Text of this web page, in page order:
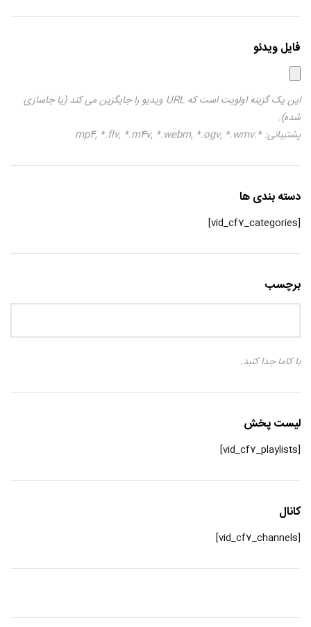
فایل ویدئو
این یک گزینه اولویت است که URL ویدیو را جایگزین می کند (یا جاسازی
شده).
پشتیبانی: *.mp4, *.flv, *.m4v, *.webm, *.ogv, *.wmv
دسته بندی ها
[vid_cf7_categories]
برچسب
با کاما جدا کنبد.
لیست پخش
[vid_cf7_playlists]
کانال
[vid_cf7_channels]